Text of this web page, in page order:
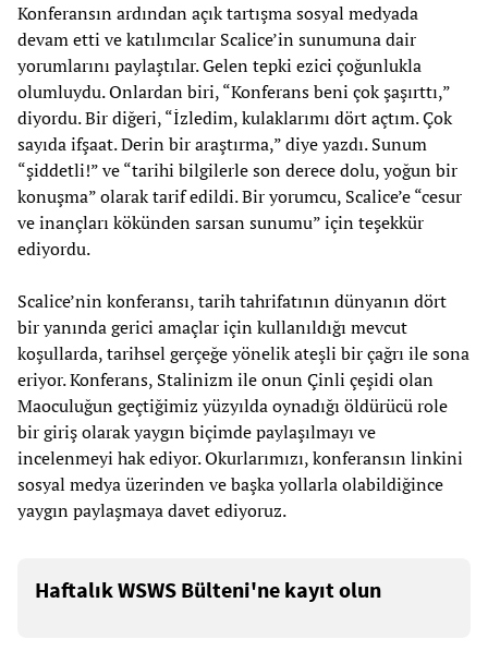
Konferansın ardından açık tartışma sosyal medyada
devam etti ve katılımcılar Scalice’in sunumuna dair
yorumlarını paylaştılar. Gelen tepki ezici çoğunlukla
olumluydu. Onlardan biri, “Konferans beni çok şaşırttı,”
diyordu. Bir diğeri, “İzledim, kulaklarımı dört açtım. Çok
sayıda ifşaat. Derin bir araştırma,” diye yazdı. Sunum
“şiddetli!” ve “tarihi bilgilerle son derece dolu, yoğun bir
konuşma” olarak tarif edildi. Bir yorumcu, Scalice’e “cesur
ve inançları kökünden sarsan sunumu” için teşekkür
ediyordu.
Scalice’nin konferansı, tarih tahrifatının dünyanın dört
bir yanında gerici amaçlar için kullanıldığı mevcut
koşullarda, tarihsel gerçeğe yönelik ateşli bir çağrı ile sona
eriyor. Konferans, Stalinizm ile onun Çinli çeşidi olan
Maoculuğun geçtiğimiz yüzyılda oynadığı öldürücü role
bir giriş olarak yaygın biçimde paylaşılmayı ve
incelenmeyi hak ediyor. Okurlarımızı, konferansın linkini
sosyal medya üzerinden ve başka yollarla olabildiğince
yaygın paylaşmaya davet ediyoruz.
Haftalık WSWS Bülteni'ne kayıt olun